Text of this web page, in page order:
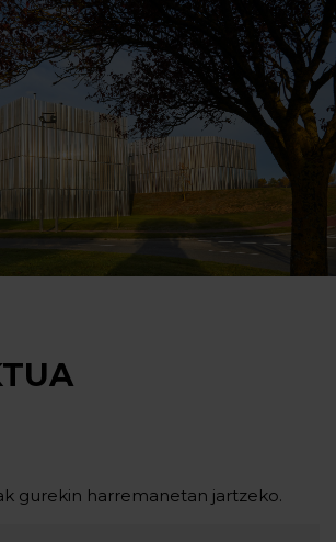
gurekin harremanetan jartzeko.